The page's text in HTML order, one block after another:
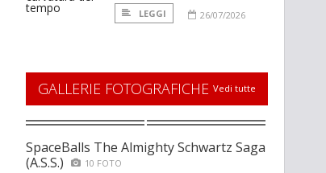
LEGGI 26/07/2026
GALLERIE FOTOGRAFICHE Vedi tutte
SpaceBalls The Almighty Schwartz Saga
(A.S.S.)
10 FOTO